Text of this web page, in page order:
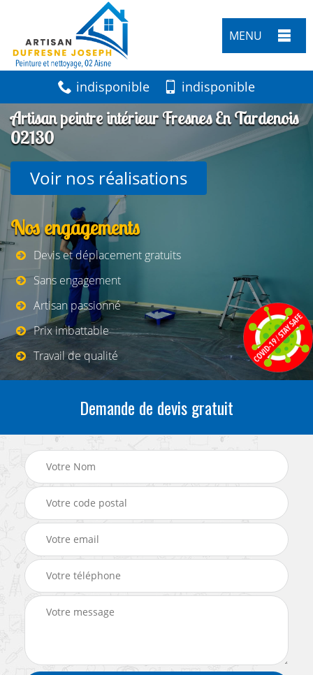
MENU
indisponible indisponible
Artisan peintre intérieur Fresnes En Tardenois
02130
Voir nos réalisations
Nos engagements
Devis et déplacement gratuits
Sans engagement
Artisan passionné
Prix imbattable
Travail de qualité
Demande de devis gratuit